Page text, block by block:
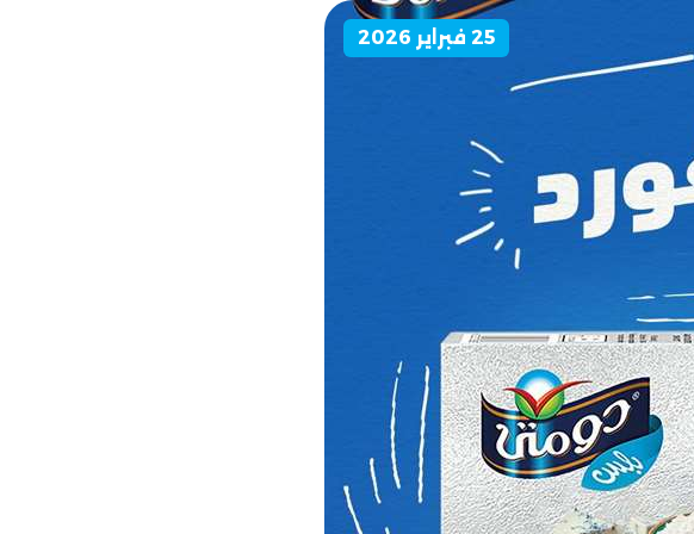
25 فبراير 2026